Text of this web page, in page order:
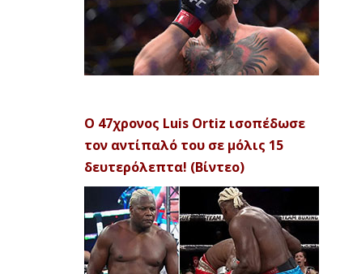
Ο 47χρονος Luis Ortiz ισοπέδωσε
τον αντίπαλό του σε μόλις 15
δευτερόλεπτα! (Βίντεο)